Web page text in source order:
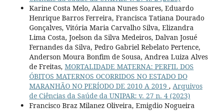
Karine Costa Melo, Alanna Nunes Soares, Eduardo
Henrique Barros Ferreira, Francisca Tatiana Dourado
Gonçalves, Vitória Maria Carvalho Silva, Elizandra
Lima Costa, Joelson da Silva Medeiros, Dalvan Josué
Fernandes da Silva, Pedro Gabriel Rebelato Pertence,
Anderson Moura Bonfim de Sousa, Andrea Luiza Alves
de Freitas, MORTALIDADE MATERNA: PERFIL DOS
ÓBITOS MATERNOS OCORRIDOS NO ESTADO DO
MARANHÃO NO PERÍODO DE 2010 A 2019 , Arquivos
de Ciências da Saúde da UNIPAR: v. 27 n. 4 (2023)
Francisco Braz Milanez Oliveira, Emigdio Nogueira